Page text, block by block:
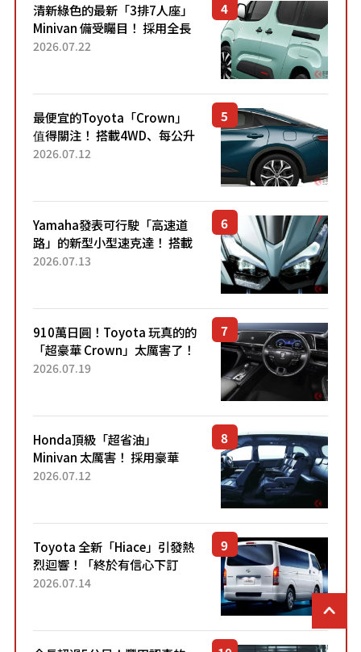
清新綠色的最新「3排7人座」
Minivan 備受矚目！ 採用全長
4.7公尺剛剛好的車身尺寸與
2026.07.22
最便宜的Toyota「Crown」
值得關注！ 搭載4WD、每公升
22.4公里低油耗表現超亮眼！
2026.07.12
Yamaha發表可行駛「高速道
路」的新型小型速克達！ 搭載
能享受超強勁「渦輪感」的動
2026.07.13
910萬日圓！Toyota 玩真的的
「超豪華 Crown」太厲害了！
採用由「匠人技藝」打造的
2026.07.19
Honda頂級「超省油」
Minivan 太厲害！ 採用豪華
「真皮座椅」與專屬「黑色內
「三...
2026.07.12
Toyota 全新「Hiace」引發熱
烈迴響！「終於有信心下訂
了！」「哪個等級交車最
車？...
2026.07.14